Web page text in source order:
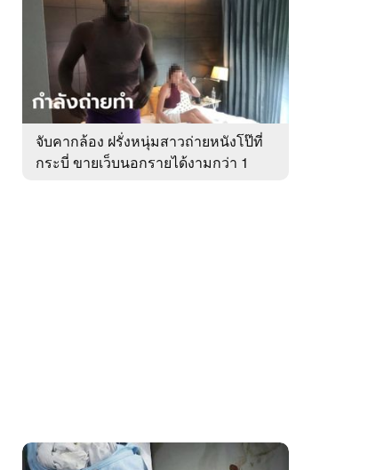
สัปดาห์
หมวด
อาชญากรรม
จับคากล้อง ฝรั่งหนุ่มสาวถ่ายหนังโป๊ที่
กระบี่ ขายเว็บนอกรายได้งามกว่า 1